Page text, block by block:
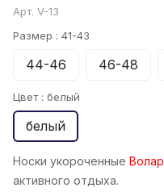
Арт. V-13
Размер : 41-43
44-46 46-48
Цвет : белый
белый
Носки укороченные Волар
активного отдыха.